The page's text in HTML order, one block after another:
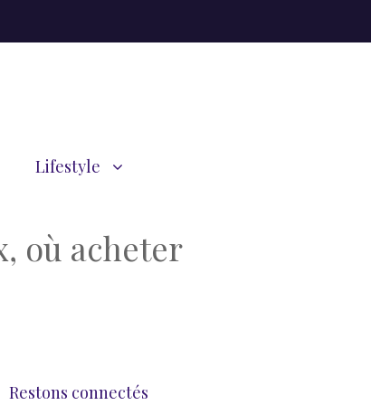
Lifestyle
où acheter
Restons connectés